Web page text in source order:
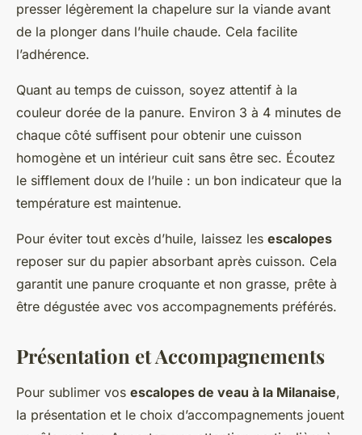
presser légèrement la chapelure sur la viande avant
de la plonger dans l’huile chaude. Cela facilite
l’adhérence.
Quant au temps de cuisson, soyez attentif à la
couleur dorée de la panure. Environ 3 à 4 minutes de
chaque côté suffisent pour obtenir une cuisson
homogène et un intérieur cuit sans être sec. Écoutez
le sifflement doux de l’huile : un bon indicateur que la
température est maintenue.
Pour éviter tout excès d’huile, laissez les escalopes
reposer sur du papier absorbant après cuisson. Cela
garantit une panure croquante et non grasse, prête à
être dégustée avec vos accompagnements préférés.
Présentation et Accompagnements
Pour sublimer vos escalopes de veau à la Milanaise,
la présentation et le choix d’accompagnements jouent